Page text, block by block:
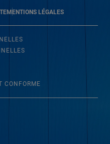
MENTIONS LÉGALES
CONFORME